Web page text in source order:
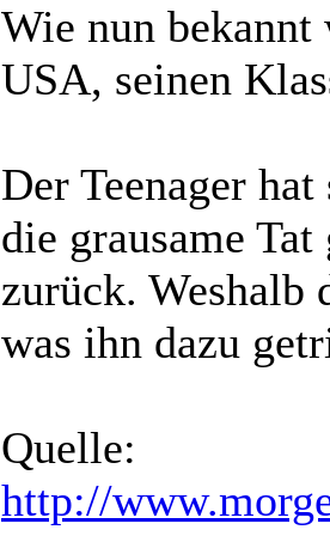
Wie nun
USA, seinen
Der Teenager
die grausame
zurück. Weshalb
was ihn dazu
Quelle:
http://